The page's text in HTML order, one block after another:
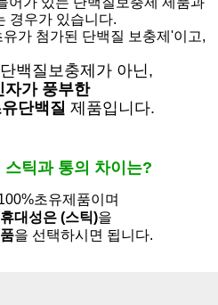
경우가 있습니다.
유가 첨가된 단백질 보충제'이고,
백질보충제가 아닌,
자가 풍부한
단백질 제품입니다.
스틱과 통의 차이는?
초유제품이며
대성은 (스틱)을
을 선택하시면 됩니다.